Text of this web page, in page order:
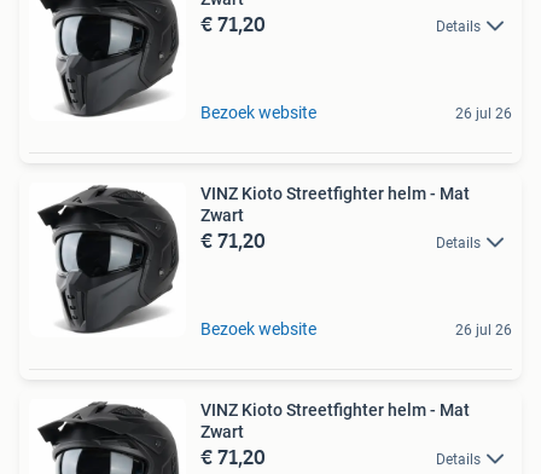
€ 71,20 Details
Bezoek website 26 jul 26
VINZ Kioto Streetfighter helm - Mat
Zwart
€ 71,20 Details
Bezoek website 26 jul 26
VINZ Kioto Streetfighter helm - Mat
Zwart
€ 71,20 Details